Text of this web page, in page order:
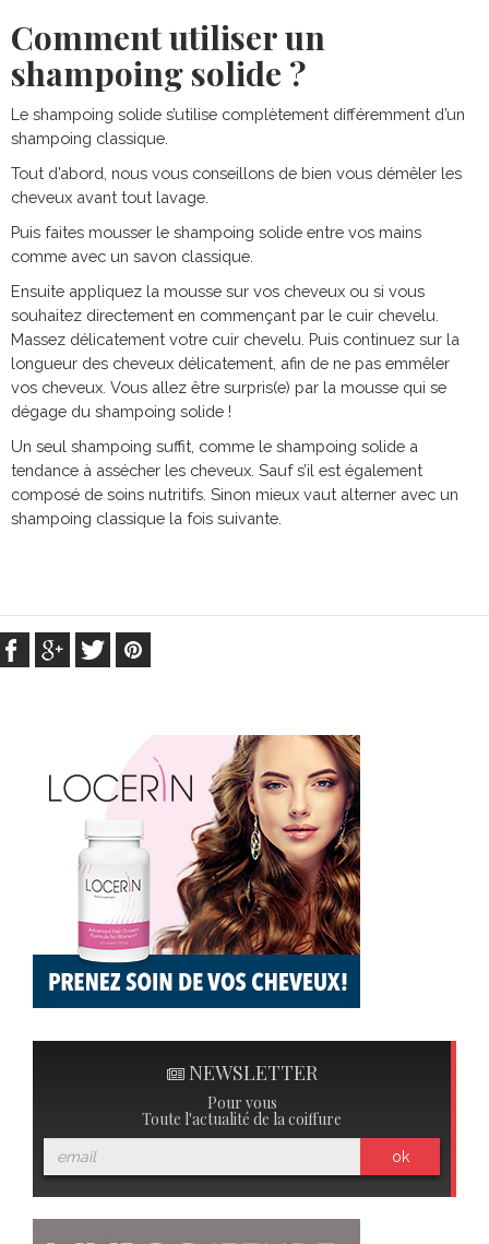
Comment utiliser un
shampoing solide ?
Le shampoing solide s’utilise complètement différemment d’un
shampoing classique.
Tout d’abord, nous vous conseillons de bien vous démêler les
cheveux avant tout lavage.
Puis faites mousser le shampoing solide entre vos mains
comme avec un savon classique.
Ensuite appliquez la mousse sur vos cheveux ou si vous
souhaitez directement en commençant par le cuir chevelu.
Massez délicatement votre cuir chevelu. Puis continuez sur la
longueur des cheveux délicatement, afin de ne pas emmêler
vos cheveux. Vous allez être surpris(e) par la mousse qui se
dégage du shampoing solide !
Un seul shampoing suffit, comme le shampoing solide a
tendance à assécher les cheveux. Sauf s’il est également
composé de soins nutritifs. Sinon mieux vaut alterner avec un
shampoing classique la fois suivante.
NEWSLETTER
Pour vous
Toute l'actualité de la coiffure
ok